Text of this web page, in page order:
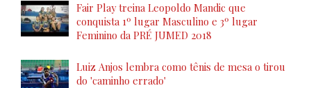
Fair Play treina Leopoldo Mandic que
conquista 1º lugar Masculino e 3º lugar
Feminino da PRÉ JUMED 2018
Luiz Anjos lembra como tênis de mesa o tirou
do 'caminho errado'